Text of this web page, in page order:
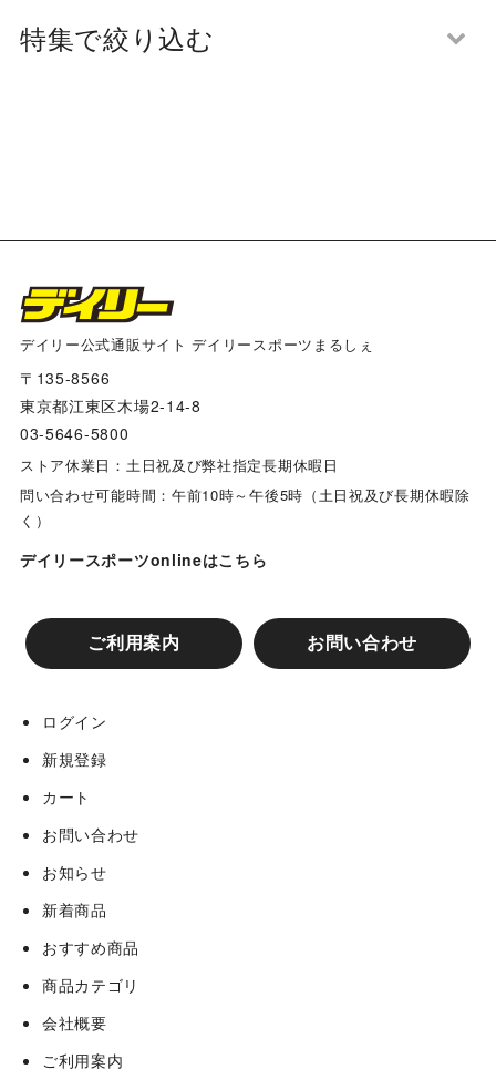
第108回 関西団地軟式少年野球選手権大会 開会式 写
山田派糸東流修交会第５０回義心舘全国空手道大会 写
第108回 関西団地軟式少年野球選手権大会 7月14日開
催1回戦 写真一覧
真一覧
第109回 関西団地軟式少年野球選手権大会 中央決勝大
真一覧
第110回 関西団地軟式少年野球選手権大会 中央決勝大
会
ニューウェーブ・フィットネス デイリースポーツカッ
特集で絞り込む
阪神タイガース×デイリー×江坂ジーンズ
兵庫ジビエレザーｘ阪神タイガース コラボグッズ
リゲッタカヌー コラボグッズ
阪神タイガース スマホケース
阪神タイガースコラボ グローブバッグ
ッズ
ゴルフグッズ一覧
デイリー公式通販サイト デイリースポーツまるしぇ
〒135-8566
東京都江東区木場2-14-8
03-5646-5800
ストア休業日：土日祝及び弊社指定長期休暇日
問い合わせ可能時間：午前10時～午後5時（土日祝及び長期休暇除
く）
デイリースポーツonlineはこちら
ご利用案内 お問い合わせ
ログイン
新規登録
カート
お問い合わせ
お知らせ
新着商品
おすすめ商品
商品カテゴリ
会社概要
ご利用案内